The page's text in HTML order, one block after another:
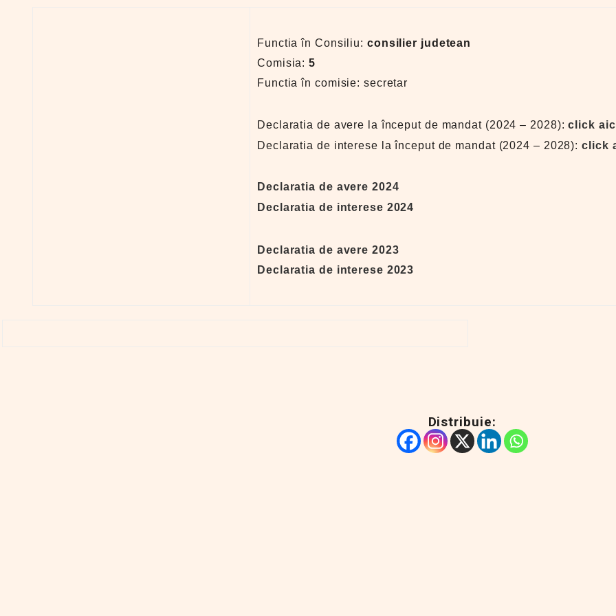
Functia în Consiliu: consilier judetean
Comisia:5
Functia în comisie: secretar
Declaratia de avere la început de mandat (2024 – 2028):click
Declaratia de interese la început de mandat (2024 – 2028):click
Declaratia de avere 2024
Declaratia de interese 2024
Declaratia de avere 2023
Declaratia de interese 2023
Distribuie: